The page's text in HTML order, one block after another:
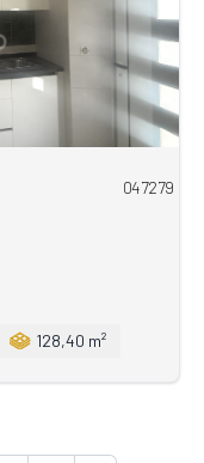
047279
128,40 m²